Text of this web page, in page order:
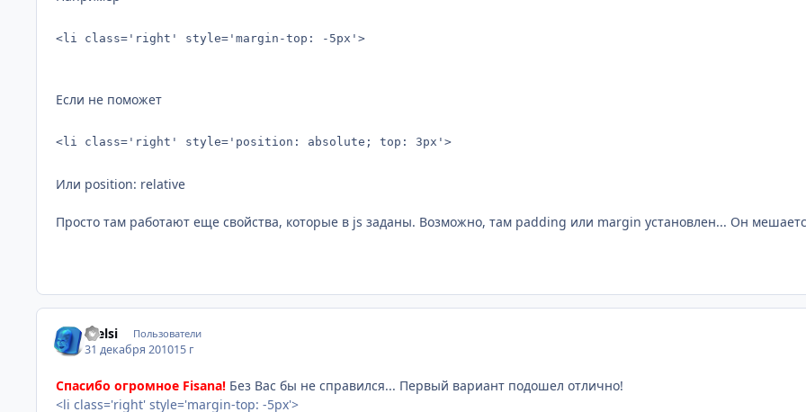
<li class='right' style='margin-top: -5px'>
Если не поможет
<li class='right' style='position: absolute; top: 3px'>
Или position: relative
Просто там работают еще свойства, которые в js заданы. Возможно, там padding или margin установлен... Он
Stelsi Пользователи
31 декабря 201015 г
Спасибо огромное Fisana! Без Вас бы не справился... Первый вариант подошел отлично!
<li class='right' style='margin-top: -5px'>